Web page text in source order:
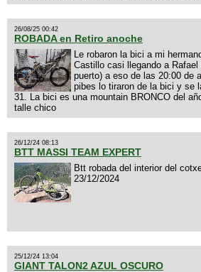
26/08/25 00:42
ROBADA en Retiro anoche
Le robaron la bici a mi
Castillo casi llegando a
puerto) a eso de las 20:00 de
pibes lo tiraron de la bici y se
31. La bici es una mountain BRONCO del
talle chico
26/12/24 08:13
BTT MASSI TEAM EXPERT
Btt robada del interior del
23/12/2024
25/12/24 13:04
GIANT TALON2 AZUL OSCURO